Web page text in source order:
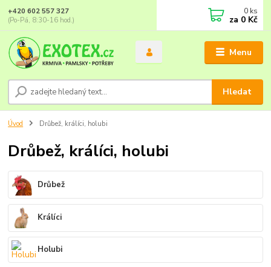
Menu
Hledat
+420 602 557 327
(Po-Pá, 8:30-16 hod.)
0 ks
za 0 Kč
Úvod Drůbež, králíci, holubi
Drůbež, králíci, holubi
Drůbež
Králíci
Holubi